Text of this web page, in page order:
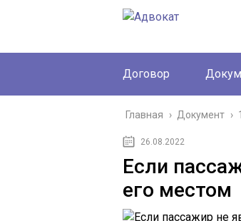
Договор
Главная › Документ ›
26.08.2022
Если
его местом